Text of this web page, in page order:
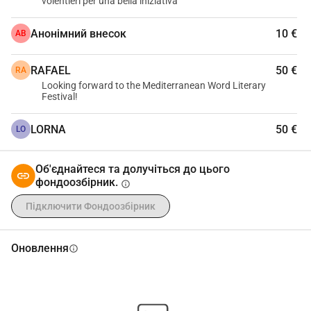
АВ Анонімний внесок 10 €
RA RAFAEL 50 €
Looking forward to the Mediterranean Word Literary
Festival!
LO LORNA 50 €
Об'єднайтеся та долучіться до цього
фондоозбірник. info
Підключити Фондоозбірник
Оновленняinfo